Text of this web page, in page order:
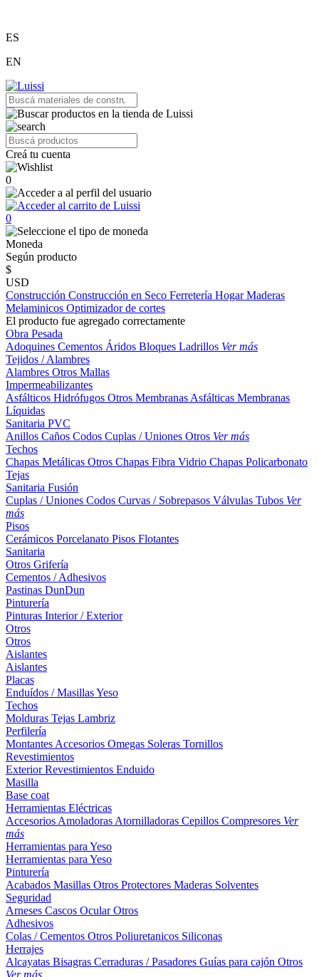
ES
EN
Creá tu cuenta
0
0
Moneda
Según producto
$
USD
Construcción Construcción en Seco Ferretería HogarMaderas
Melaminicos Optimizador de cortes
El producto fue agregado correctamente
Obra Pesada
Adoquines Cementos Áridos Bloques Ladrillos Ver más
Tejidos / Alambres
Alambres Otros Mallas
Impermeabilizantes
Asfálticos Hidrófugos Otros Membranas Asfálticas Membranas
Líquidas
Sanitaria PVC
Anillos Caños Codos Cuplas / Uniones Otros Ver más
Techos
Chapas Metálicas Otros Chapas Fibra Vidrio Chapas Policarbonato
Tejas
Sanitaria Fusión
Cuplas / Uniones Codos Curvas / Sobrepasos Válvulas Tubos Ver
más
Pisos
Cerámicos Porcelanato Pisos Flotantes
Sanitaria
Otros Grifería
Cementos / Adhesivos
Pastinas DunDun
Pinturería
Pinturas Interior / Exterior
Otros
Otros
Aislantes
Aislantes
Placas
Enduídos / MasillasYeso
Techos
Molduras Tejas Lambriz
Perfilería
Montantes Accesorios Omegas Soleras Tornillos
Revestimientos
ExteriorRevestimientos Enduido
Masilla
Base coat
Herramientas Eléctricas
Accesorios Amoladoras Atornilladoras Cepillos Compresores Ver
más
Herramientas para Yeso
Herramientas para Yeso
Pinturería
Acabados Masillas Otros Protectores Maderas Solventes
Seguridad
Arneses Cascos OcularOtros
Adhesivos
Colas / Cementos Otros Poliuretanicos Siliconas
Herrajes
Alcayatas Bisagras Cerraduras / Pasadores Guías para cajón Otros
Ver más